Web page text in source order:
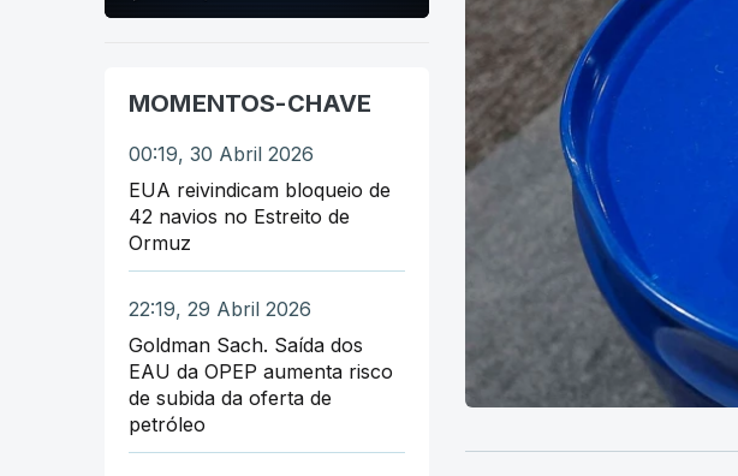
MOMENTOS-CHAVE
00:19, 30 Abril 2026
EUA reivindicam bloqueio de
42 navios no Estreito de
Ormuz
22:19, 29 Abril 2026
Goldman Sach. Saída dos
EAU da OPEP aumenta risco
de subida da oferta de
petróleo